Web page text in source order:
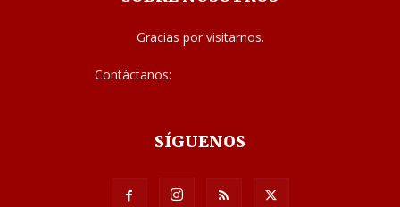
Gracias por visitarnos.
Contáctanos:
SÍGUENOS